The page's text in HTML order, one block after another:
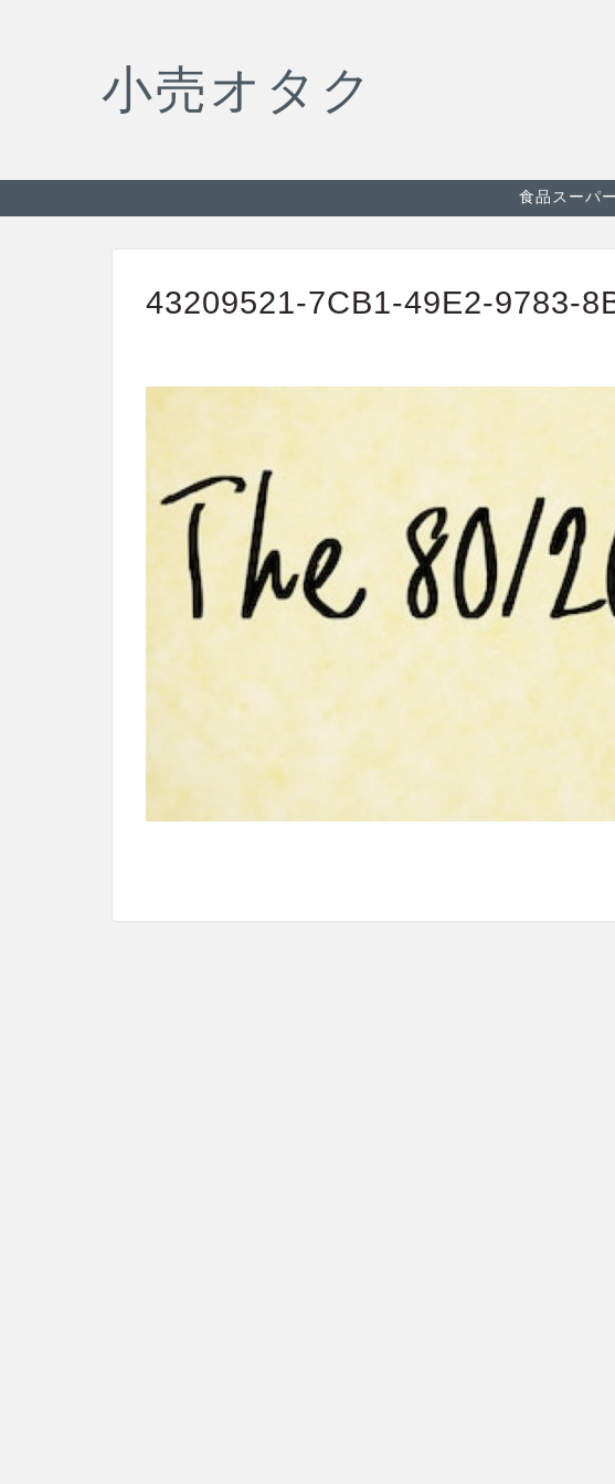
小売オタク
食品スーパ
43209521-7CB1-49E2-9783-